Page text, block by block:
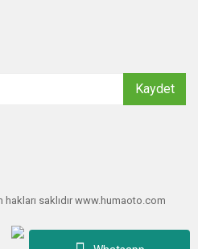
Kaydet
saklıdır www.humaoto.com